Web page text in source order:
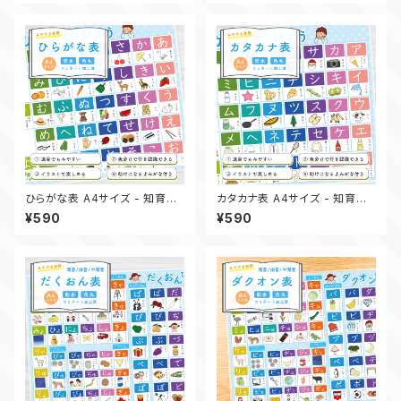
ひらがな表 A4サイズ - 知育ポ
スター
¥590
カタカナ表 A4サイズ - 知育ポ
スター
¥590